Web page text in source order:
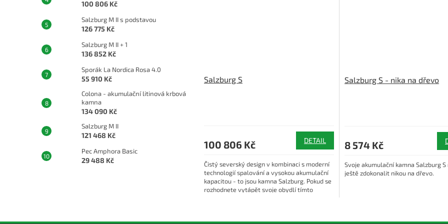
100 806 Kč
Salzburg M II s podstavou
126 775 Kč
Salzburg M II + 1
136 852 Kč
Sporák La Nordica Rosa 4.0
55 910 Kč
Colona - akumulační litinová krbová
kamna
134 090 Kč
Salzburg M II
121 468 Kč
Pec Amphora Basic
29 488 Kč
Salzburg S
100 806 Kč DETAIL
Čistý severský design v kombinaci s moderní
technologií spalování a vysokou akumulační
kapacitou - to jsou kamna Salzburg. Pokud se
rozhodnete vytápět svoje obydlí tímto
Salzburg S - nika na dřevo
8 574 Kč
Svoje akumulační kamna Salzburg S
ještě zdokonalit nikou na dřevo.
v